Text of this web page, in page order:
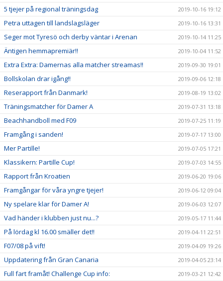
5 tjejer på regional träningsdag 2019-10-16 19:12
Petra uttagen till landslagsläger 2019-10-16 13:31
Seger mot Tyresö och derby väntar i Arenan 2019-10-14 11:25
Äntigen hemmapremiär!! 2019-10-04 11:52
Extra Extra: Damernas alla matcher streamas!! 2019-09-30 19:01
Bollskolan drar igång!! 2019-09-06 12:18
Reserapport från Danmark! 2019-08-19 13:02
Träningsmatcher för Damer A 2019-07-31 13:18
Beachhandboll med F09 2019-07-25 11:19
Framgång i sanden! 2019-07-17 13:00
Mer Partille! 2019-07-05 17:21
Klassikern: Partille Cup! 2019-07-03 14:55
Rapport från Kroatien 2019-06-20 19:06
Framgångar för våra yngre tjejer! 2019-06-12 09:04
Ny spelare klar för Damer A! 2019-06-03 12:07
Vad händer i klubben just nu...? 2019-05-17 11:44
På lördag kl 16.00 smäller det!! 2019-04-11 22:51
F07/08 på vift! 2019-04-09 19:26
Uppdatering från Gran Canaria 2019-04-05 23:14
Full fart framåt! Challenge Cup info: 2019-03-21 12:42